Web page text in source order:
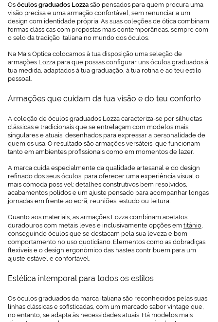
Os óculos graduados Lozza são pensados para quem procura uma
visão precisa e uma armação confortável, sem renunciar a um
design com identidade própria. As suas coleções de ótica combinam
formas clássicas com propostas mais contemporâneas, sempre com
o selo da tradição italiana no mundo dos óculos.
Na Mais Optica colocamos à tua disposição uma seleção de
armações Lozza para que possas configurar uns óculos graduados à
tua medida, adaptados à tua graduação, à tua rotina e ao teu estilo
pessoal.
Armações que cuidam da tua visão e do teu conforto
A coleção de óculos graduados Lozza caracteriza-se por silhuetas
clássicas e tradicionais que se entrelaçam com modelos mais
singulares e atuais, desenhados para expressar a personalidade de
quem os usa. O resultado são armações versáteis, que funcionam
tanto em ambientes profissionais como em momentos de lazer.
A marca cuida especialmente da qualidade artesanal e do design
refinado dos seus óculos, para oferecer uma experiência visual o
mais cómoda possível: detalhes construtivos bem resolvidos,
acabamentos polidos e um ajuste pensado para acompanhar longas
jornadas em frente ao ecrã, reuniões, estudo ou leitura.
Quanto aos materiais, as armações Lozza combinam acetatos
duradouros com metais leves e inclusivamente opções em titânio
conseguindo óculos que se destacam pela sua leveza e bom
comportamento no uso quotidiano. Elementos como as dobradiças
flexíveis e o design ergonómico das hastes contribuem para um
ajuste estável e confortável.
Estética intemporal para todos os estilos
Os óculos graduados da marca italiana são reconhecidos pelas suas
linhas clássicas e sofisticadas, com um marcado sabor vintage que,
no entanto, se adapta às necessidades atuais. Há modelos mais